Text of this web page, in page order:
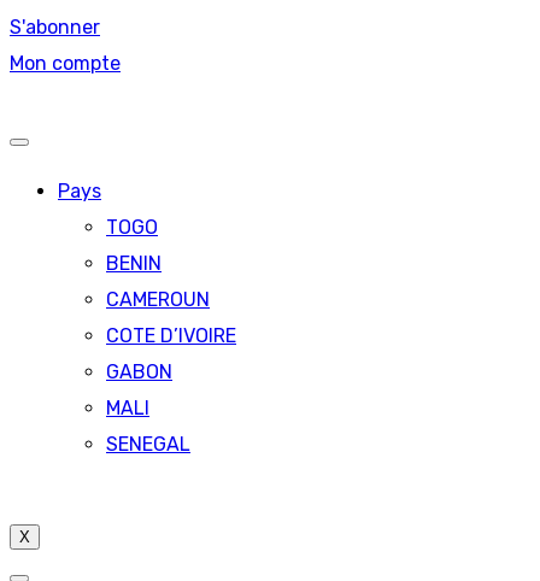
S'abonner
Mon compte
Pays
TOGO
BENIN
CAMEROUN
COTE D’IVOIRE
GABON
MALI
SENEGAL
X